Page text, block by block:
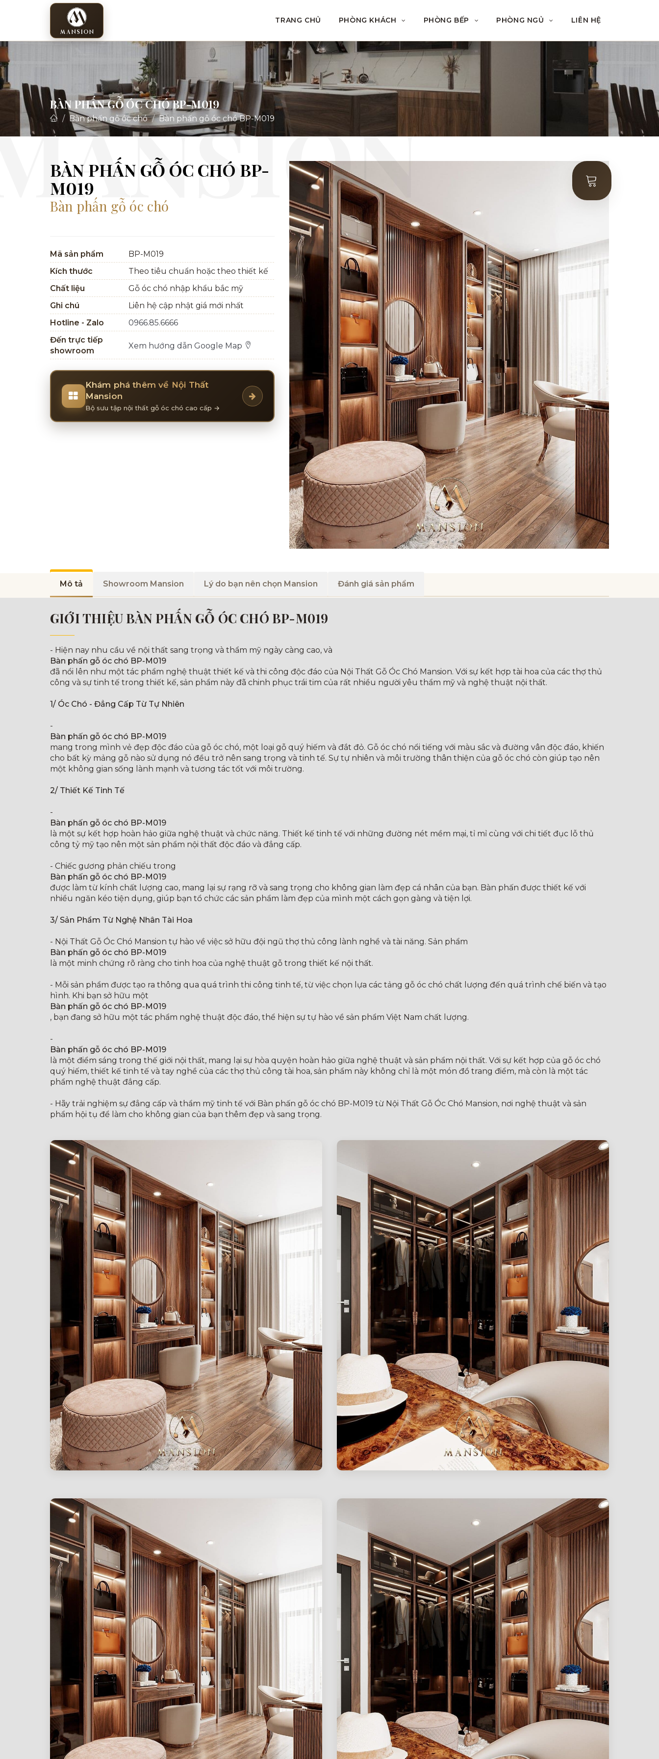
TRANG CHỦ PHÒNG KHÁCH PHÒNG BẾP PHÒNG NGỦ LIÊN HỆ
BÀN PHẤN GỖ ÓC CHÓ BP-M019
Bàn phấn gỗ óc chó Bàn phấn gỗ óc chó BP-M019
BÀN PHẤN GỖ ÓC CHÓ BP-
M019
Bàn phấn gỗ óc chó
Mã sản phẩm
BP-M019
Kích thước
Theo tiêu chuẩn hoặc theo thiết kế
Chất liệu
Gỗ óc chó nhập khẩu bắc mỹ
Ghi chú
Liên hệ cập nhật giá mới nhất
Hotline - Zalo
0966.85.6666
Đến trực tiếp
showroom
Xem hướng dẫn Google Map
Khám phá thêm về Nội Thất
Mansion
Bộ sưu tập nội thất gỗ óc chó cao cấp →
Mô tả Showroom Mansion Lý do bạn nên chọn Mansion Đánh giá sản phẩm
GIỚI THIỆU BÀN PHẤN GỖ ÓC CHÓ BP-M019
- Hiện nay nhu cầu về nội thất sang trọng và thẩm mỹ ngày càng cao, và
Bàn phấn gỗ óc chó BP-M019
đã nổi lên như một tác phẩm nghệ thuật thiết kế và thi công độc đáo của Nội Thất Gỗ Óc Chó Mansion. Với sự kết hợp tài hoa của các thợ thủ
công và sự tinh tế trong thiết kế, sản phẩm này đã chinh phục trái tim của rất nhiều người yêu thẩm mỹ và nghệ thuật nội thất.
1/ Óc Chó - Đẳng Cấp Từ Tự Nhiên
-
Bàn phấn gỗ óc chó BP-M019
mang trong mình vẻ đẹp độc đáo của gỗ óc chó, một loại gỗ quý hiếm và đắt đỏ. Gỗ óc chó nổi tiếng với màu sắc và đường vân độc đáo, khiến
cho bất kỳ mảng gỗ nào sử dụng nó đều trở nên sang trọng và tinh tế. Sự tự nhiên và môi trường thân thiện của gỗ óc chó còn giúp tạo nên
một không gian sống lành mạnh và tương tác tốt với môi trường.
2/ Thiết Kế Tinh Tế
-
Bàn phấn gỗ óc chó BP-M019
là một sự kết hợp hoàn hảo giữa nghệ thuật và chức năng. Thiết kế tinh tế với những đường nét mềm mại, tỉ mỉ cùng với chi tiết đục lỗ thủ
công tỷ mỹ tạo nên một sản phẩm nội thất độc đáo và đẳng cấp.
- Chiếc gương phản chiếu trong
Bàn phấn gỗ óc chó BP-M019
được làm từ kính chất lượng cao, mang lại sự rạng rỡ và sang trọng cho không gian làm đẹp cá nhân của bạn. Bàn phấn được thiết kế với
nhiều ngăn kéo tiện dụng, giúp bạn tổ chức các sản phẩm làm đẹp của mình một cách gọn gàng và tiện lợi.
3/ Sản Phẩm Từ Nghệ Nhân Tài Hoa
- Nội Thất Gỗ Óc Chó Mansion tự hào về việc sở hữu đội ngũ thợ thủ công lành nghề và tài năng. Sản phẩm
Bàn phấn gỗ óc chó BP-M019
là một minh chứng rõ ràng cho tinh hoa của nghệ thuật gỗ trong thiết kế nội thất.
- Mỗi sản phẩm được tạo ra thông qua quá trình thi công tinh tế, từ việc chọn lựa các tảng gỗ óc chó chất lượng đến quá trình chế biến và tạo
hình. Khi bạn sở hữu một
Bàn phấn gỗ óc chó BP-M019
, bạn đang sở hữu một tác phẩm nghệ thuật độc đáo, thể hiện sự tự hào về sản phẩm Việt Nam chất lượng.
-
Bàn phấn gỗ óc chó BP-M019
là một điểm sáng trong thế giới nội thất, mang lại sự hòa quyện hoàn hảo giữa nghệ thuật và sản phẩm nội thất. Với sự kết hợp của gỗ óc chó
quý hiếm, thiết kế tinh tế và tay nghề của các thợ thủ công tài hoa, sản phẩm này không chỉ là một món đồ trang điểm, mà còn là một tác
phẩm nghệ thuật đẳng cấp.
- Hãy trải nghiệm sự đẳng cấp và thẩm mỹ tinh tế với Bàn phấn gỗ óc chó BP-M019 từ Nội Thất Gỗ Óc Chó Mansion, nơi nghệ thuật và sản
phẩm hội tụ để làm cho không gian của bạn thêm đẹp và sang trọng.